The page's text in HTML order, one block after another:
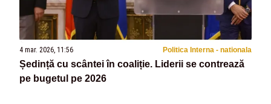
4 mar. 2026, 11:56 Politica Interna - nationala
Ședință cu scântei în coaliție. Liderii se contrează
pe bugetul pe 2026